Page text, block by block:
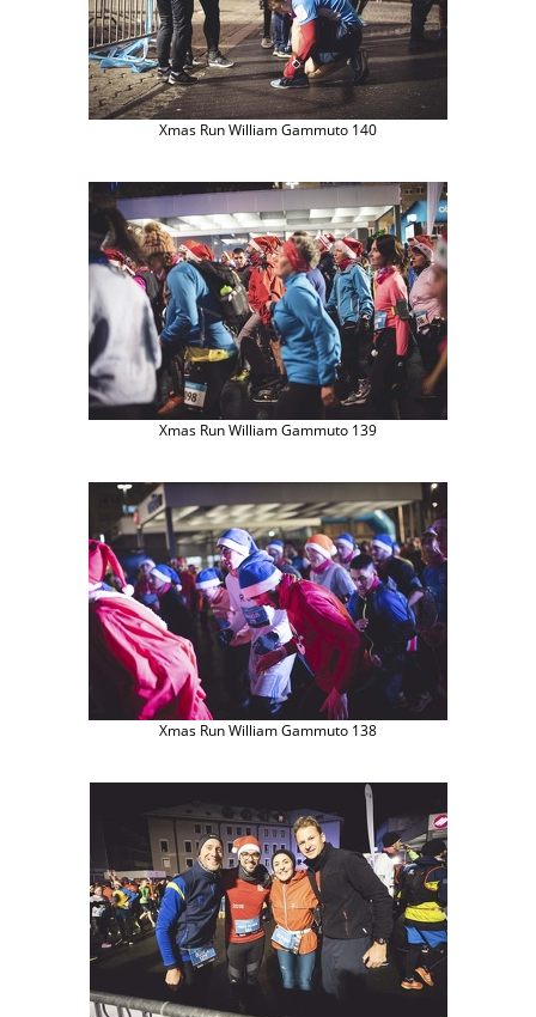
Xmas Run William Gammuto 140
Xmas Run William Gammuto 139
Xmas Run William Gammuto 138